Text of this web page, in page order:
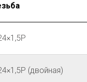
(двойная)